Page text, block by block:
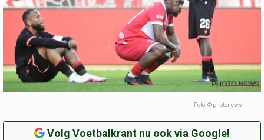
Foto: © photonews
Volg Voetbalkrant nu ook via Google!